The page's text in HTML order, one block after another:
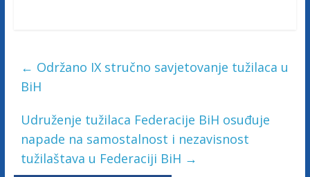
← Održano IX stručno savjetovanje tužilaca u
BiH
Udruženje tužilaca Federacije BiH osuđuje
napade na samostalnost i nezavisnost
tužilaštava u Federaciji BiH →